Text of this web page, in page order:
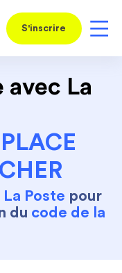
S'inscrire
avec La
La Poste pour
du code de la